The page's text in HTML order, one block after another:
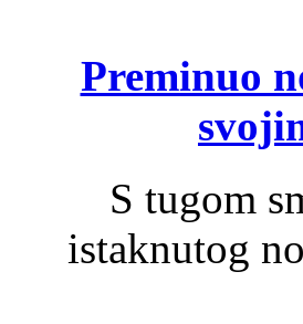
Preminuo
S tugom
istaknutog